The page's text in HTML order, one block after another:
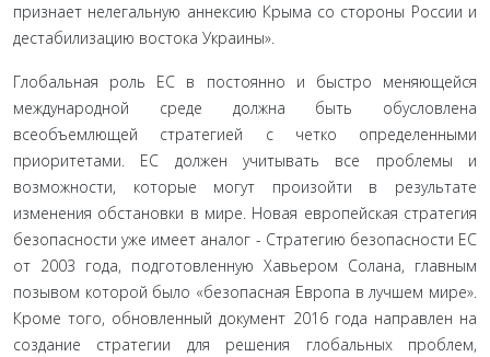
признает нелегальную аннексию Крыма со стороны России и
дестабилизацию востока Украины».
Глобальная роль ЕС в постоянно и быстро меняющейся
международной среде должна быть обусловлена
всеобъемлющей стратегией с четко определенными
приоритетами. ЕС должен учитывать все проблемы и
возможности, которые могут произойти в результате
изменения обстановки в мире. Новая европейская стратегия
безопасности уже имеет аналог - Стратегию безопасности ЕС
от 2003 года, подготовленную Хавьером Солана, главным
позывом которой было «безопасная Европа в лучшем мире».
Кроме того, обновленный документ 2016 года направлен на
создание стратегии для решения глобальных проблем,